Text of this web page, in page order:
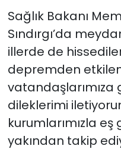
Sağlık Bakanı
Sındırgı’da
illerde de
depremden
vatandaşlarımıza
dileklerimi
kurumlarımızla
yakından takip